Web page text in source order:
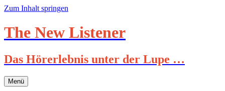
Zum Inhalt springen
The New Listener
Das Hörerlebnis unter der Lupe …
Menü